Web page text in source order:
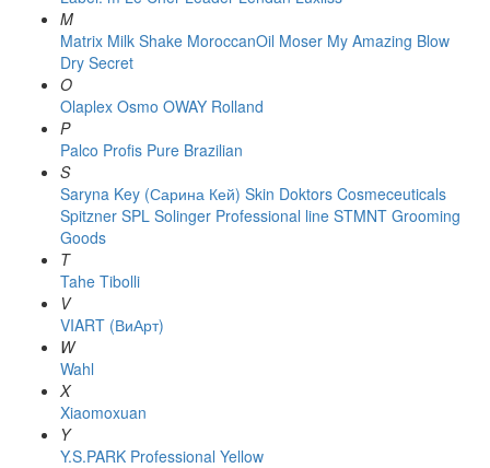
M
Matrix Milk Shake MoroccanOil Moser My Amazing Blow
Dry Secret
O
Olaplex Osmo OWAY Rolland
P
Palco Profis Pure Brazilian
S
Saryna Key (Сарина Кей) Skin Doktors Cosmeceuticals
Spitzner SPL Solinger Professional line STMNT Grooming
Goods
T
Tahe Tibolli
V
VIART (ВиАрт)
W
Wahl
X
Xiaomoxuan
Y
Y.S.PARK Professional Yellow